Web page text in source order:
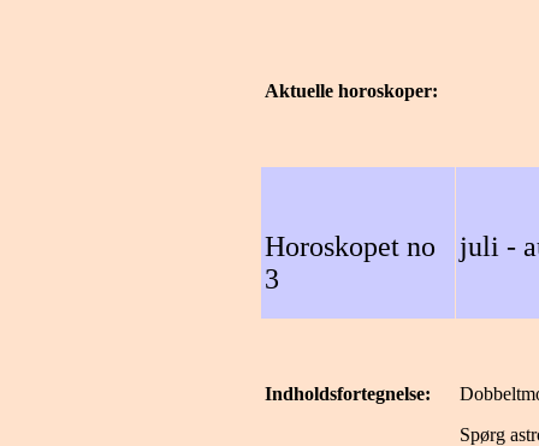
Aktuelle horoskoper:
Horoskopet no
3
juli -
Indholdsfortegnelse:
Spørg